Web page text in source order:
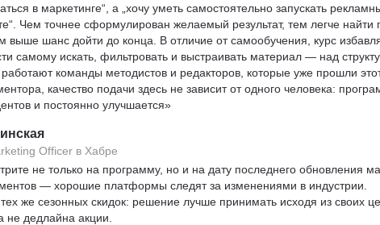
в маркетинге“, а „хочу уметь самостоятельно запускать
Чем точнее сформулирован желаемый результат, тем легче
выше шанс дойти до конца. В отличие от самообучения, курс
самому искать, фильтровать и выстраивать материал — над
команды методистов и редакторов, которые уже прошли этот
качество подачи здесь не зависит от одного человека:
и постоянно улучшается»
Officer в Хабре
не только на программу, но и на дату последнего обновления
— хорошие платформы следят за изменениями в индустрии.
же сезонных скидок: решение лучше принимать исходя из своих
не дедлайна акции.